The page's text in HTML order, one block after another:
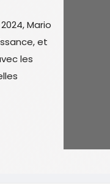
Mario
et
les